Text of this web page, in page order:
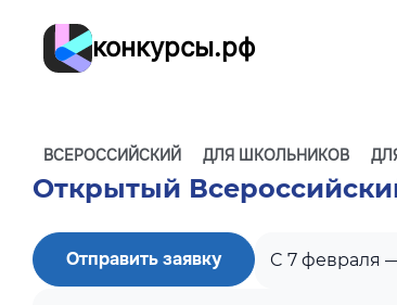
конкурсы.рф
ВСЕРОССИЙСКИЙ ДЛЯ ШКОЛЬНИКОВ
Открытый
Отправить заявку C 7 февраля